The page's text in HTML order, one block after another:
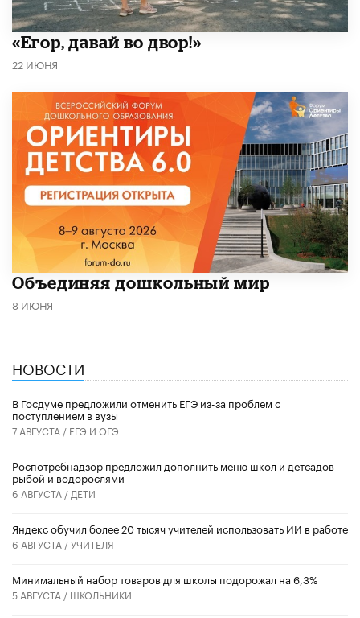
«Егор, давай во двор!»
22 ИЮНЯ
​Объединяя дошкольный мир
8 ИЮНЯ
НОВОСТИ
В Госдуме предложили отменить ЕГЭ из-за проблем с
поступлением в вузы
7 АВГУСТА / ЕГЭ И ОГЭ
Роспотребнадзор предложил дополнить меню школ и детсадов
рыбой и водорослями
6 АВГУСТА / ДЕТИ
​Яндекс обучил более 20 тысяч учителей использовать ИИ в работе
6 АВГУСТА /УЧИТЕЛЯ
Минимальный набор товаров для школы подорожал на 6,3%
5 АВГУСТА / ШКОЛЬНИКИ